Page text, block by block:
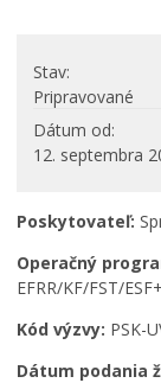
Interreg V-A
Integrovaný
Operačný
Operačný
2020
Program
Program
Stav
Pripravované
Dátum od
12. septembra
Poskytovateľ:
Operačný
EFRR/KF/FST/ESF+
Kód výzvy: PSK-
Dátum podania